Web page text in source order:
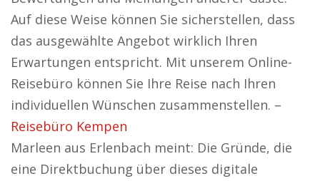
Auf diese Weise können Sie sicherstellen, dass
das ausgewählte Angebot wirklich Ihren
Erwartungen entspricht. Mit unserem Online-
Reisebüro können Sie Ihre Reise nach Ihren
individuellen Wünschen zusammenstellen. –
Reisebüro Kempen
Marleen aus Erlenbach meint: Die Gründe, die
eine Direktbuchung über dieses digitale